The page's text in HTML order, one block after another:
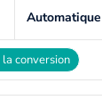
Automatique
la conversion